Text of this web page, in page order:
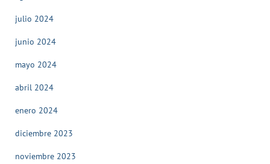
julio 2024
junio 2024
mayo 2024
abril 2024
enero 2024
diciembre 2023
noviembre 2023